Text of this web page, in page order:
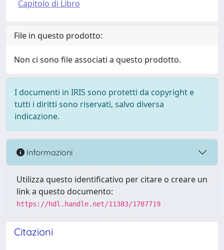
Capitolo di Libro
File in questo prodotto:
Non ci sono file associati a questo prodotto.
I documenti in IRIS sono protetti da copyright e
tutti i diritti sono riservati, salvo diversa
indicazione.
Informazioni
Utilizza questo identificativo per citare o creare un
link a questo documento:
https://hdl.handle.net/11383/1787719
Citazioni